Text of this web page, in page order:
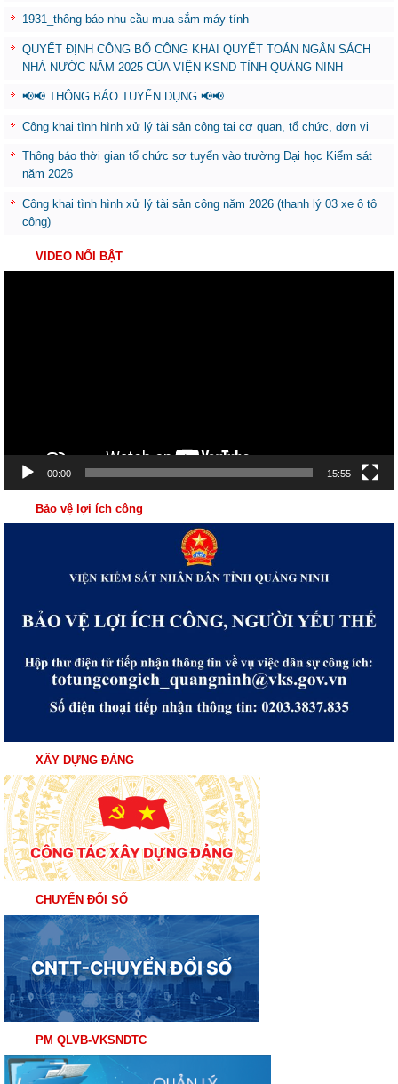
1931_thông báo nhu cầu mua sắm máy tính
QUYẾT ĐỊNH CÔNG BỐ CÔNG KHAI QUYẾT TOÁN NGÂN SÁCH
NHÀ NƯỚC NĂM 2025 CỦA VIỆN KSND TỈNH QUẢNG NINH
📢📢 THÔNG BÁO TUYỂN DỤNG 📢📢
Công khai tình hình xử lý tài sản công tại cơ quan, tổ chức, đơn vị
Thông báo thời gian tổ chức sơ tuyển vào trường Đại học Kiểm sát
năm 2026
Công khai tình hình xử lý tài sản công năm 2026 (thanh lý 03 xe ô tô
công)
VIDEO NỔI BẬT
00:00 15:55
Bảo vệ lợi ích công
XÂY DỰNG ĐẢNG
CHUYỂN ĐỔI SỐ
PM QLVB-VKSNDTC